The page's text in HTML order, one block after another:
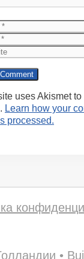
uses Akismet to
Learn how your
processed.
•